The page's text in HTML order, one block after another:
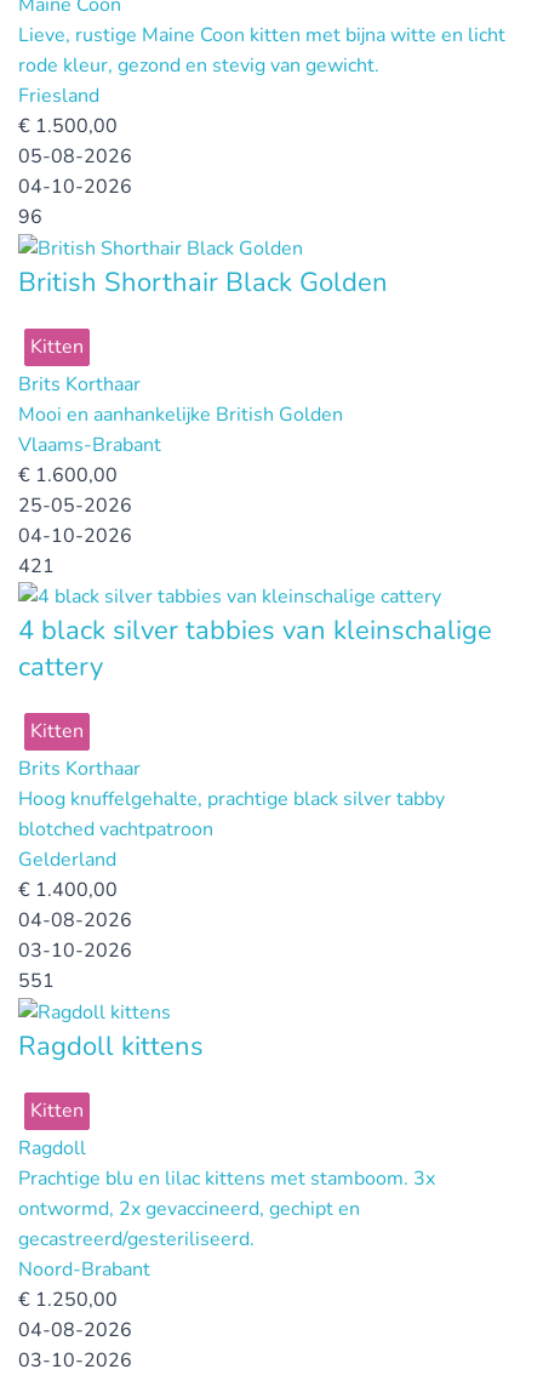
Lieve, rustige Maine Coon kitten met bijna witte en licht
rode kleur, gezond en stevig van gewicht.
Friesland
€ 1.500,00
05-08-2026
04-10-2026
96
British Shorthair Black Golden
Kitten
Brits Korthaar
Mooi en aanhankelijke British Golden
Vlaams-Brabant
€ 1.600,00
25-05-2026
04-10-2026
421
4 black silver tabbies van kleinschalige
cattery
Kitten
Brits Korthaar
Hoog knuffelgehalte, prachtige black silver tabby
blotched vachtpatroon
Gelderland
€ 1.400,00
04-08-2026
03-10-2026
551
Ragdoll kittens
Kitten
Ragdoll
Prachtige blu en lilac kittens met stamboom. 3x
ontwormd, 2x gevaccineerd, gechipt en
gecastreerd/gesteriliseerd.
Noord-Brabant
€ 1.250,00
04-08-2026
03-10-2026